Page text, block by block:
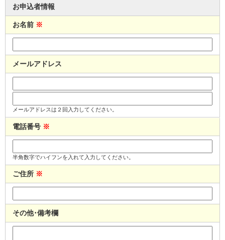
お申込者情報
お名前 ※
メールアドレス
メールアドレスは２回入力してください。
電話番号 ※
半角数字でハイフンを入れて入力してください。
ご住所 ※
その他･備考欄